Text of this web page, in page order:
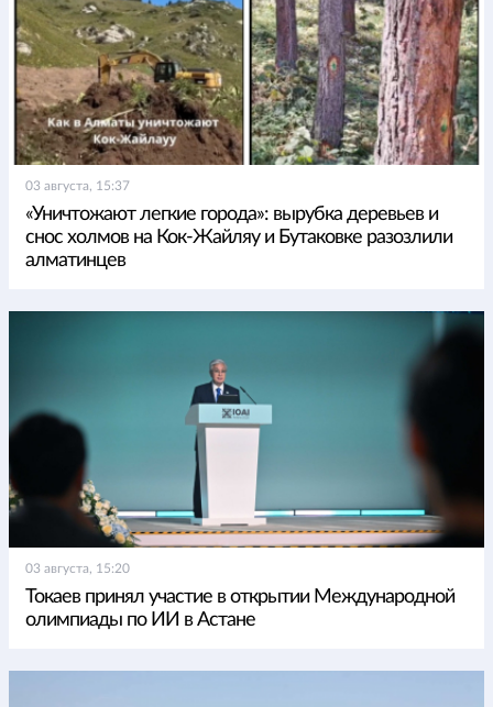
03 августа, 15:37
«Уничтожают легкие города»: вырубка деревьев и
снос холмов на Кок-Жайляу и Бутаковке разозлили
алматинцев
03 августа, 15:20
Токаев принял участие в открытии Международной
олимпиады по ИИ в Астане